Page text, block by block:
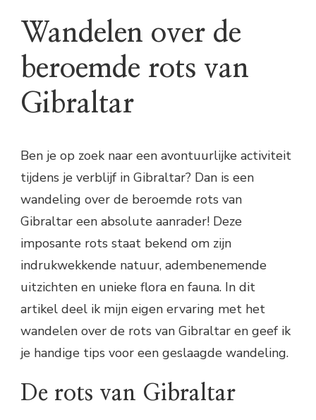
Wandelen over de
beroemde rots van
Gibraltar
Ben je op zoek naar een avontuurlijke activiteit
tijdens je verblijf in Gibraltar? Dan is een
wandeling over de beroemde rots van
Gibraltar een absolute aanrader! Deze
imposante rots staat bekend om zijn
indrukwekkende natuur, adembenemende
uitzichten en unieke flora en fauna. In dit
artikel deel ik mijn eigen ervaring met het
wandelen over de rots van Gibraltar en geef ik
je handige tips voor een geslaagde wandeling.
De rots van Gibraltar